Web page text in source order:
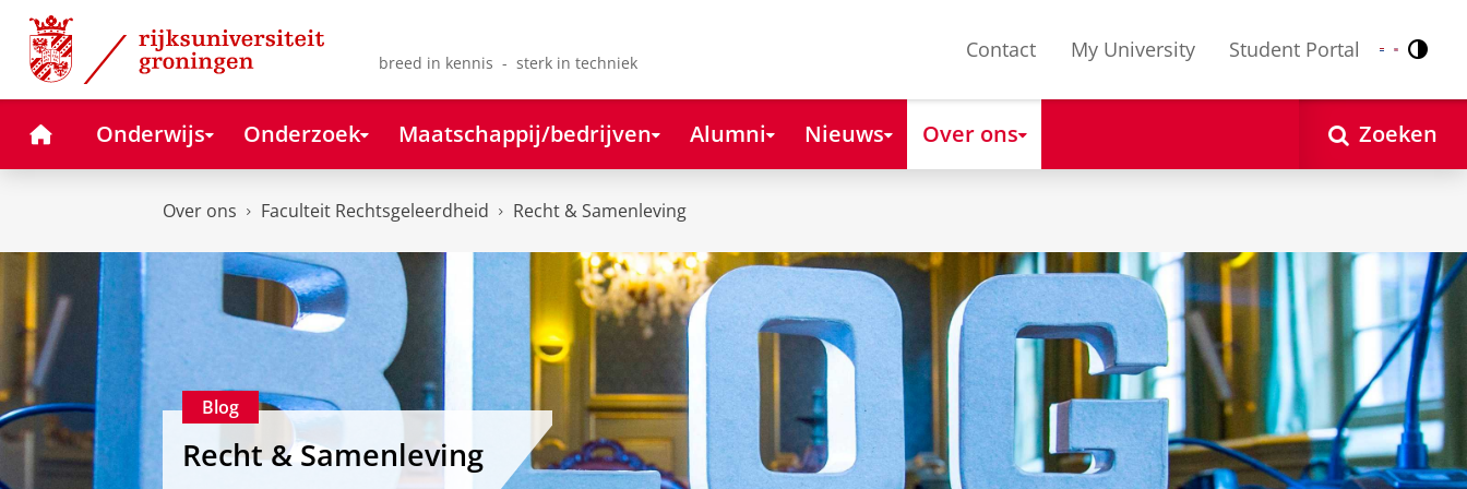
Skip
Content
Skip
Navigation
breed in kennis - sterk in techniek
Contact My University Student Portal Nederlands
English
HomeOnderwijs Onderzoek Maatschappij/bedrijven Alumni Nieuws Over ons Zoeken
Over ons Faculteit Rechtsgeleerdheid Recht & Samenleving
Blog
Recht & Samenleving